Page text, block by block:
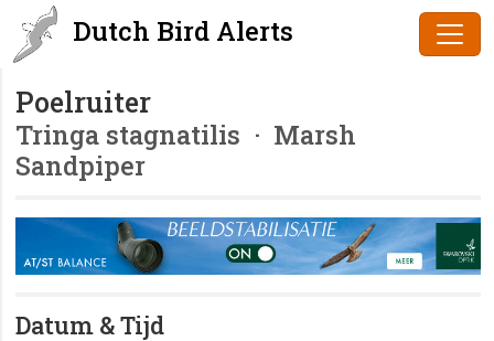
Dutch Bird Alerts
Poelruiter
Tringa stagnatilis · Marsh
Sandpiper
Datum & Tijd